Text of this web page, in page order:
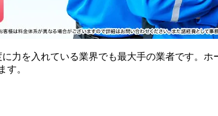
力を入れている業界でも最大手の業者です。
す。